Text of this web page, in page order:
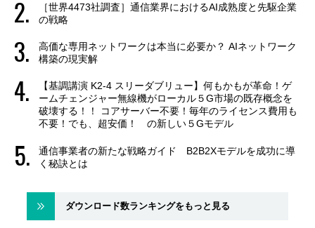
［世界4473社調査］通信業界におけるAI成熟度と先駆企業
の戦略
高価な専用ネットワークは本当に必要か？ AIネットワーク
構築の現実解
【基調講演 K2-4 スリーダブリュー】何もかもが革命！ゲ
ームチェンジャー無線機がローカル５G市場の既存概念を
破壊する！！ コアサーバー不要！毎年のライセンス費用も
不要！でも、超安価！ の新しい５Gモデル
通信事業者の新たな戦略ガイド B2B2Xモデルを成功に導
く秘訣とは
ダウンロード数ランキングをもっと見る